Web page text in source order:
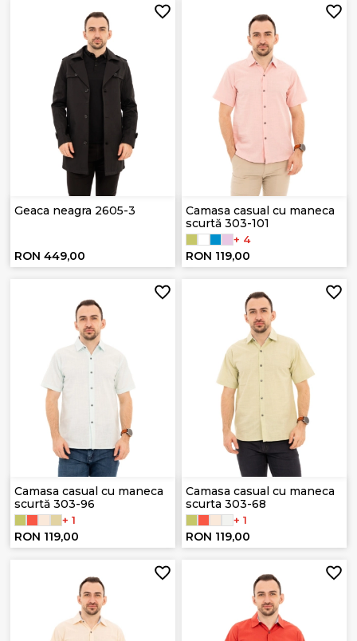
Geaca neagra 2605-3
RON 449,00
Camasa casual cu maneca
scurtă 303-101
+ 4
RON 119,00
Camasa casual cu maneca
scurtă 303-96
+ 1
RON 119,00
Camasa casual cu maneca
scurta 303-68
+ 1
RON 119,00